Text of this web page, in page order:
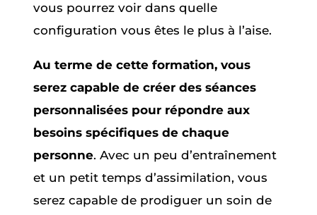
vous pourrez voir dans quelle
configuration vous êtes le plus à l’aise.
Au terme de cette formation, vous
serez capable de créer des séances
personnalisées pour répondre aux
besoins spécifiques de chaque
personne. Avec un peu d’entraînement
et un petit temps d’assimilation, vous
serez capable de prodiguer un soin de